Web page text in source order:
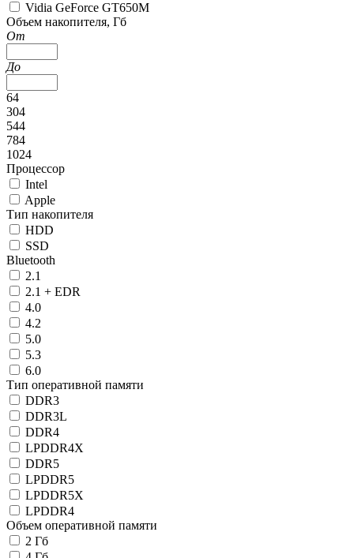
Vidia GeForce GT650M
Объем накопителя, Гб
От
До
64
304
544
784
1024
Процессор
Intel
Apple
Тип накопителя
HDD
SSD
Bluetooth
2.1
2.1 + EDR
4.0
4.2
5.0
5.3
6.0
Тип оперативной памяти
DDR3
DDR3L
DDR4
LPDDR4X
DDR5
LPDDR5
LPDDR5X
LPDDR4
Объем оперативной памяти
2 Гб